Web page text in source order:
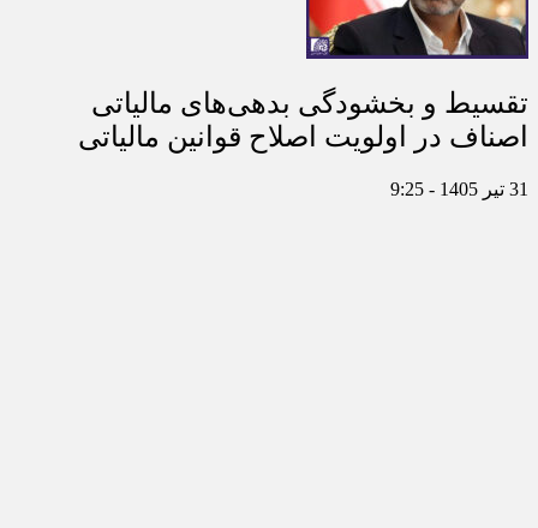
تقسیط و بخشودگی بدهی‌های مالیاتی
اصناف در اولویت اصلاح قوانین مالیاتی
31 تیر 1405 - 9:25